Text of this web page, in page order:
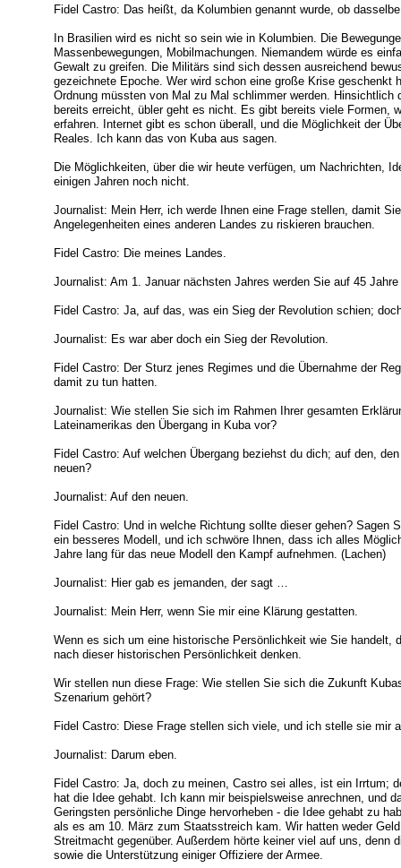
Fidel Castro: Das heißt, da Kolumbien genannt wurde, ob
In Brasilien wird es nicht so sein wie in Kolumbien. Die
Massenbewegungen, Mobilmachungen. Niemandem würde es
Gewalt zu greifen. Die Militärs sind sich dessen ausreichend
gezeichnete Epoche. Wer wird schon eine große Krise geschenkt
Ordnung müssten von Mal zu Mal schlimmer werden. Hinsichtlich
bereits erreicht, übler geht es nicht. Es gibt bereits viele Formen,
erfahren. Internet gibt es schon überall, und die Möglichkeit der
Reales. Ich kann das von Kuba aus sagen.
Die Möglichkeiten, über die wir heute verfügen, um Nachrichten,
einigen Jahren noch nicht.
Journalist: Mein Herr, ich werde Ihnen eine Frage stellen, damit
Angelegenheiten eines anderen Landes zu riskieren brauchen.
Fidel Castro: Die meines Landes.
Journalist: Am 1. Januar nächsten Jahres werden Sie auf 45
Fidel Castro: Ja, auf das, was ein Sieg der Revolution schien;
Journalist: Es war aber doch ein Sieg der Revolution.
Fidel Castro: Der Sturz jenes Regimes und die Übernahme der
damit zu tun hatten.
Journalist: Wie stellen Sie sich im Rahmen Ihrer gesamten
Lateinamerikas den Übergang in Kuba vor?
Fidel Castro: Auf welchen Übergang beziehst du dich; auf den,
neuen?
Journalist: Auf den neuen.
Fidel Castro: Und in welche Richtung sollte dieser gehen? Sagen
ein besseres Modell, und ich schwöre Ihnen, dass ich alles
Jahre lang für das neue Modell den Kampf aufnehmen. (Lachen)
Journalist: Hier gab es jemanden, der sagt …
Journalist: Mein Herr, wenn Sie mir eine Klärung gestatten.
Wenn es sich um eine historische Persönlichkeit wie Sie handelt,
nach dieser historischen Persönlichkeit denken.
Wir stellen nun diese Frage: Wie stellen Sie sich die Zukunft
Szenarium gehört?
Fidel Castro: Diese Frage stellen sich viele, und ich stelle sie mir
Journalist: Darum eben.
Fidel Castro: Ja, doch zu meinen, Castro sei alles, ist ein Irrtum;
hat die Idee gehabt. Ich kann mir beispielsweise anrechnen, und
Geringsten persönliche Dinge hervorheben - die Idee gehabt zu
als es am 10. März zum Staatsstreich kam. Wir hatten weder
Streitmacht gegenüber. Außerdem hörte keiner viel auf uns, denn
sowie die Unterstützung einiger Offiziere der Armee.